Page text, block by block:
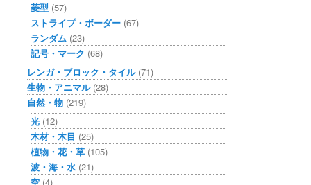
菱型 (57)
ストライプ・ボーダー (67)
ランダム (23)
記号・マーク (68)
レンガ・ブロック・タイル(71)
生物・アニマル(28)
自然・物 (219)
光 (12)
木材・木目 (25)
植物・花・草 (105)
波・海・水 (21)
空 (4)